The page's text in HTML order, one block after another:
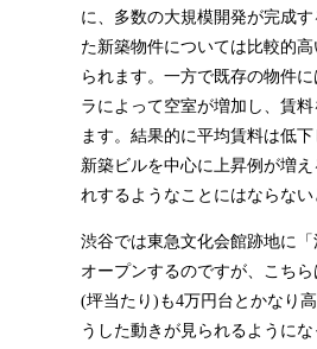
に、多数の大規模開発が完成
た新築物件については比較的
られます。一方で既存の物件
ラによって空室が増加し、賃
ます。結果的に平均賃料は低
新築ビルを中心に上昇例が増
れするようなことにはならない
渋谷では東急文化会館跡地に
オープンするのですが、こち
(坪当たり)も4万円台とかなり
うした動きが見られるように